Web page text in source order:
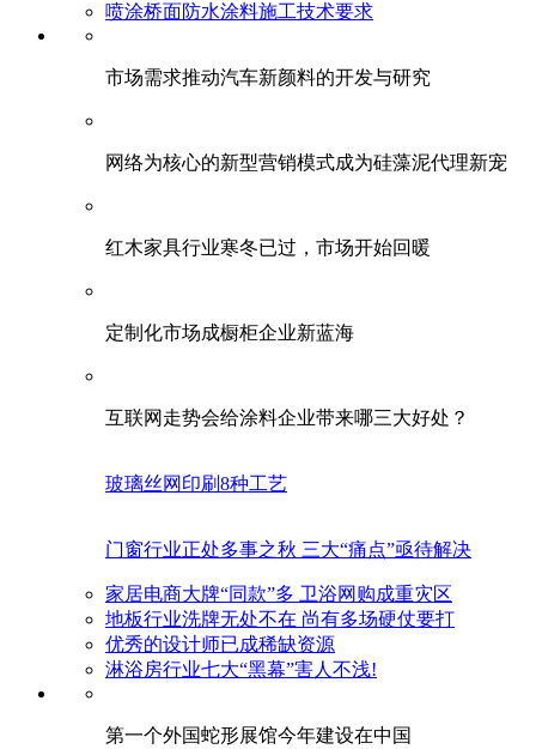
喷涂桥面防水涂料施工技术要求
市场需求推动汽车新颜料的开发与研究
网络为核心的新型营销模式成为硅藻泥代理新宠
红木家具行业寒冬已过，市场开始回暖
定制化市场成橱柜企业新蓝海
互联网走势会给涂料企业带来哪三大好处？
玻璃丝网印刷8种工艺
门窗行业正处多事之秋 三大“痛点”亟待解决
家居电商大牌“同款”多 卫浴网购成重灾区
地板行业洗牌无处不在 尚有多场硬仗要打
优秀的设计师已成稀缺资源
淋浴房行业七大“黑幕”害人不浅!
第一个外国蛇形展馆今年建设在中国